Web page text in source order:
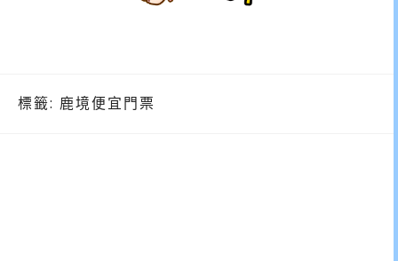
標籤: 鹿境便宜門票